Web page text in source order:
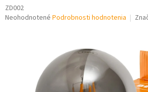
ZD002
Priemerné
hviezdičiek.
Neohodnotené Podrobnosti hodnotenia